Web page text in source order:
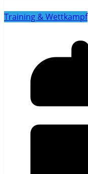
Training & Wettkampf